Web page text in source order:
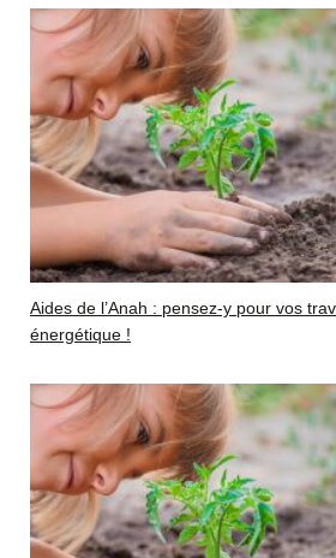
Aides de l’Anah : pensez-y pour vos
énergétique !